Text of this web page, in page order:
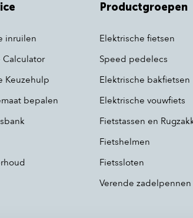
inruilen
Calculator
Keuzehulp
bepalen
Productgroepen
Elektrische fietsen
Speed pedelecs
Elektrische bakfietsen
Elektrische vouwfiets
Fietstassen en
Fietshelmen
Fietssloten
Verende zadelpennen